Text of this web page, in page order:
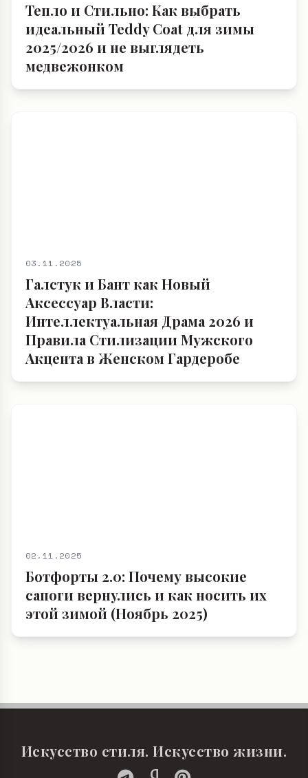
Тепло и Стильно: Как выбрать
идеальный Teddy Coat для зимы
2025/2026 и не выглядеть
медвежонком
03.11.2025
Галстук и Бант как Новый
Аксессуар Власти:
Интеллектуальная Драма 2026 и
Правила Стилизации Мужского
Акцента в Женском Гардеробе
02.11.2025
Ботфорты 2.0: Почему высокие
сапоги вернулись и как носить их
этой зимой (Ноябрь 2025)
Искусство стиля. Искусство жизни.